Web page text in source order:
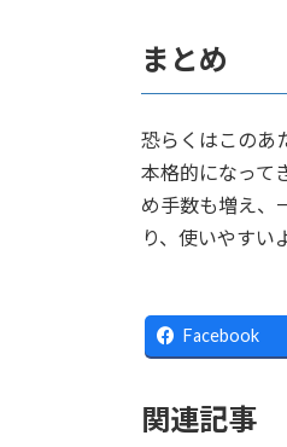
まとめ
恐らくはこのあ
本格的になって
め手数も増え、
り、使いやすい
Facebook
関連記事